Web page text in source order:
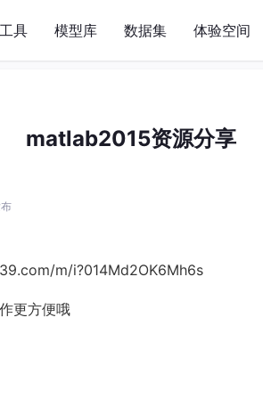
工具 模型库 数据集 体验空间
matlab2015资源分享
m/i?014Md2OK6Mh6s
更方便哦